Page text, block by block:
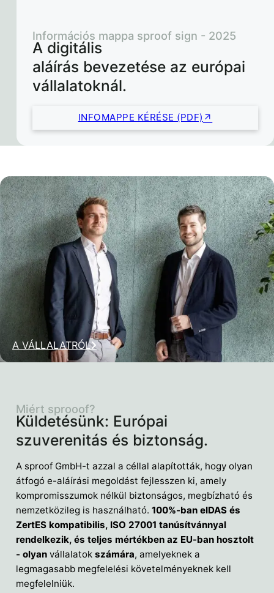
A digitális
aláírás bevezetése az európai
vállalatoknál.
Információs mappa sproof sign - 2025
INFOMAPPE KÉRÉSE (PDF)
A VÁLLALATRÓL
Küldetésünk: Európai
szuverenitás és biztonság.
Miért sprooof?
A sproof GmbH-t azzal a céllal alapították, hogy olyan
átfogó e-aláírási megoldást fejlesszen ki, amely
kompromisszumok nélkül biztonságos, megbízható és
nemzetközileg is használható.100%-ban eIDAS és
ZertES kompatibilis, ISO 27001 tanúsítvánnyal
rendelkezik, és teljes mértékben az EU-ban hosztolt
- olyan vállalatokszámára, amelyeknek a
legmagasabb megfelelési követelményeknek kell
megfelelniük.